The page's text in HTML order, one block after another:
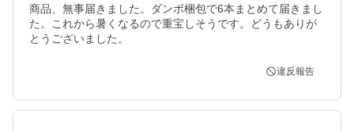
商品、無事届きました。ダンボ梱包で6本まとめて届きまし
た。これから暑くなるので重宝しそうです。どうもありが
とうございました。
違反報告